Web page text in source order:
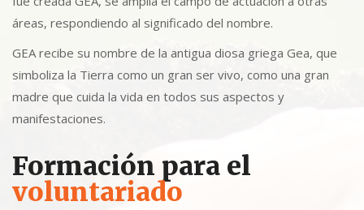
áreas, respondiendo al significado del nombre.
GEA recibe su nombre de la antigua diosa griega Gea, que
simboliza la Tierra como un gran ser vivo, como una gran
madre que cuida la vida en todos sus aspectos y
manifestaciones.
Formación para el
voluntariado